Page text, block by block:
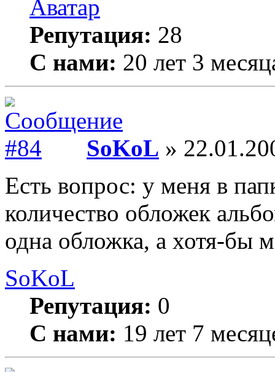
Репутация: 28
С нами: 20 лет 3
SoKoL »
Есть вопрос: у меня в
количество обложек
одна обложка, а хотя-бы
SoKoL
Репутация: 0
С нами: 19 лет 7